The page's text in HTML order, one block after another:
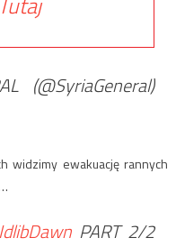
(@SyriaGeneral)
widzimy ewakuację rannych
PART 2/2